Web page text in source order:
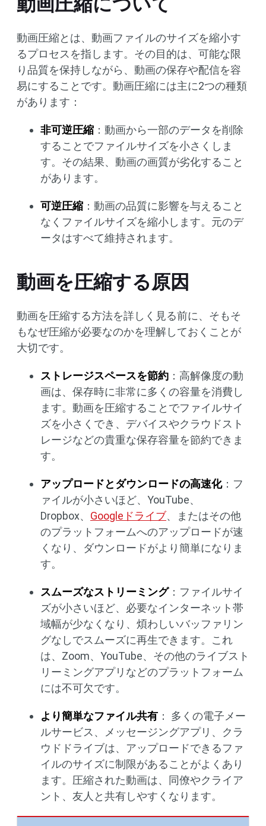
動画圧縮とは、動画ファイルのサイズを縮小す
るプロセスを指します。その目的は、可能な限
り品質を保持しながら、動画の保存や配信を容
易にすることです。動画圧縮には主に2つの種類
があります：
非可逆圧縮 ：動画から一部のデータを削除
することでファイルサイズを小さくしま
す。その結果、動画の画質が劣化すること
があります。
可逆圧縮 ：動画の品質に影響を与えること
なくファイルサイズを縮小します。元のデ
ータはすべて維持されます。
動画を圧縮する原因
動画を圧縮する方法を詳しく見る前に、そもそ
もなぜ圧縮が必要なのかを理解しておくことが
大切です。
ストレージスペースを節約 ：高解像度の動
画は、保存時に非常に多くの容量を消費し
ます。動画を圧縮することでファイルサイ
ズを小さくでき、デバイスやクラウドスト
レージなどの貴重な保存容量を節約できま
す。
アップロードとダウンロードの高速化：フ
ァイルが小さいほど、YouTube、
Dropbox、 Googleドライブ、またはその他
のプラットフォームへのアップロードが速
くなり、ダウンロードがより簡単になりま
す。
スムーズなストリーミング：ファイルサイ
ズが小さいほど、必要なインターネット帯
域幅が少なくなり、煩わしいバッファリン
グなしでスムーズに再生できます。これ
は、Zoom、YouTube、その他のライブスト
リーミングアプリなどのプラットフォーム
には不可欠です。
より簡単なファイル共有 ： 多くの電子メー
ルサービス、メッセージングアプリ、クラ
ウドドライブは、アップロードできるファ
イルのサイズに制限があることがよくあり
ます。圧縮された動画は、同僚やクライア
ント、友人と共有しやすくなります。